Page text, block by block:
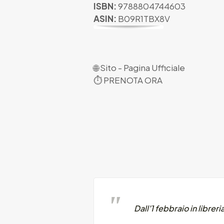
ISBN:9788804744603
ASIN: B09R1TBX8V
🌐Sito - Pagina Ufficiale
⏱PRENOTA ORA
Dall'1 febbraio in